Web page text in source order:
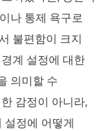
나 통제 욕구로
불편함이 크지
계 설정에 대한
의미할 수
감정이 아니라,
설정에 어떻게